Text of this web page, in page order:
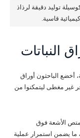
توليد دقيقة لرذاذ
قاسية.
النباتات
أخضع الباحثون أوراق
غير مغطى ليتمكنوا من
الأشعة فوق
ما يضمن استمرار عملية